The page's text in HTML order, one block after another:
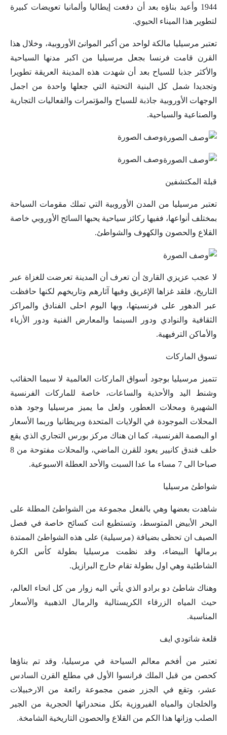
1944 وأعيد بناؤه بعد أن دفعت إيطاليا وألمانيا تعويضات كبيرة
لتطوير هذا الميناء الحيوي.
تعتبر مرسيليا مالكة لواحد من أكبر الموانئ الأوروبية، وخلال هذا
القرن قامت فرنسا بجعل مرسيليا من اكبر مدنها السياحية
والأكثر جذبا للسياح بعد أن شهدت هذه المدينة العريقة تطويرا
وتجديدا شمل كل البنية التحتية التي جعلها واحدة من اجمل
الوجهات الأوروبية جاذبة للسياح والمؤتمرات والفعاليات التجارية
والصناعية والسياحية.
وصف الصورة
وصف الصورة
قبلة المكتشفين
تعتبر مرسيليا من المدن الأوروبية التي تملك مقومات السياحة
بمختلف أنواعها، ففيها ركائز سياحية يحبها السائح الأوروبي خاصة
القلاع والحصون والكهوف والشواطئ.
لا عجب عزيزي القارئ أن تعرف أن المدينة تعرضت للغزاة عبر
التاريخ، فلقد غزاها الإغريق وفيها آثارهم وتاريخهم لكنها حافظت
عبر الدهور على فرنسيتها، وبها اليوم احلى الفنادق والمراكز
الثقافية والنوادي ودور السينما والمعارض الفنية ودور الأزياء
والأماكن الترفيهية.
تسوق الماركات
تتميز مرسيليا بوجود أسواق الماركات العالمية لا سيما الحقائب
وشنط اليد والأحذية والساعات، خاصة للماركات الفرنسية
الشهيرة ومحلات العطور، ولعل ما يميز مرسيليا وجود هذه
المحلات الموجودة في الولايات المتحدة وبريطانيا وربما الأسعار
او البصمة الفرنسية، كما ان هناك مركز بورس التجاري الذي يقع
خلف فندق كانيير يعود للقرن الماضي، والمحلات مفتوحة من 8
صباحا الى 7 مساء ما عدا السبت والأحد العطلة الاسبوعية.
شواطئ مرسيليا
شاهدت بعضها وهي بالفعل مجموعة من الشواطئ المطلة على
البحر الأبيض المتوسط، وتستطيع انت كسائح خاصة في فصل
الصيف ان تحظى بضيافة (مرسيلية) على هذه الشواطئ الممتدة
برمالها البيضاء، وقد نظمت مرسيليا بطولة كأس الكرة
الشاطئية وهي اول بطولة تقام خارج البرازيل.
وهناك شاطئ دو برادو الذي يأتي اليه زوار من كل انحاء العالم،
حيث المياه الزرقاء الكريستالية والرمال الذهبية والأسعار
المناسبة.
قلعة شاتودي ايف
تعتبر من أفخم معالم السياحة في مرسيليا، وقد تم بناؤها
كحصن من قبل الملك فرانسوا الأول في مطلع القرن السادس
عشر، وتقع في الجزر ضمن مجموعة رائعة من الارخبيلات
والخلجان والمياه الفيروزية بكل منحدراتها الحجرية من الجير
الصلب وزانها هذا الكم من القلاع والحصون التاريخية الشامخة.